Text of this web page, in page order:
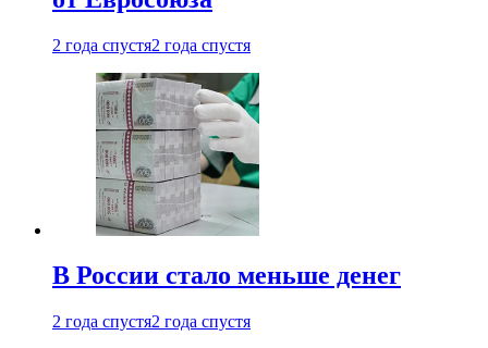
2 года спустя2 года спустя
В России стало меньше денег
2 года спустя2 года спустя